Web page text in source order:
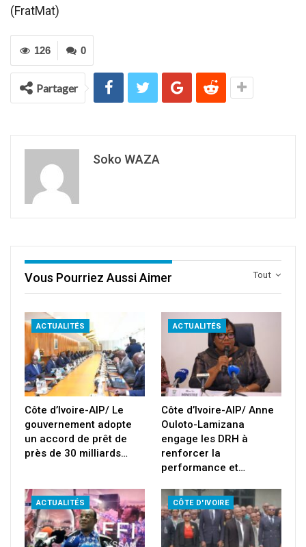
(FratMat)
0
126
Partager
Soko WAZA
Tout
Vous Pourriez Aussi Aimer
ACTUALITÉS
Côte d’Ivoire-AIP/ Le
gouvernement adopte
un accord de prêt de
près de 30 milliards…
ACTUALITÉS
Côte d’Ivoire-AIP/ Anne
Ouloto-Lamizana
engage les DRH à
renforcer la
performance et…
ACTUALITÉS CÔTE D'IVOIRE